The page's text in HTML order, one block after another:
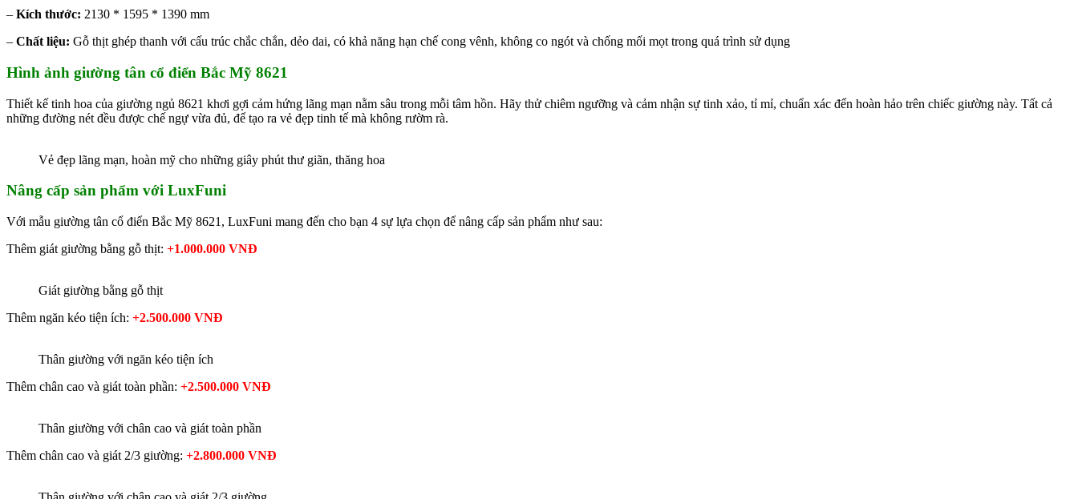
– Kích thước: 2130 * 1595 * 1390 mm
– Chất liệu: Gỗ thịt ghép thanh với cấu trúc chắc chắn, dẻo dai, có khả năng hạn chế cong vênh, không co ngót và chống mối mọt trong quá trình sử dụng
Hình ảnh giường tân cổ điển Bắc Mỹ 8621
Thiết kế tinh hoa của giường ngủ 8621 khơi gợi cảm hứng lãng mạn nằm sâu trong mỗi tâm hồn. Hãy thử chiêm ngưỡng và cảm nhận sự tinh xảo, tỉ mỉ, chuẩn xác đến hoàn hảo trên chiếc giường này. Tất cả
những đường nét đều được chế ngự vừa đủ, để tạo ra vẻ đẹp tinh tế mà không rườm rà.
Vẻ đẹp lãng mạn, hoàn mỹ cho những giây phút thư giãn, thăng hoa
Nâng cấp sản phẩm với LuxFuni
Với mẫu giường tân cổ điển Bắc Mỹ 8621, LuxFuni mang đến cho bạn 4 sự lựa chọn để nâng cấp sản phẩm như sau:
Thêm giát giường bằng gỗ thịt: +1.000.000 VNĐ
Giát giường bằng gỗ thịt
Thêm ngăn kéo tiện ích: +2.500.000 VNĐ
Thân giường với ngăn kéo tiện ích
Thêm chân cao và giát toàn phần: +2.500.000 VNĐ
Thân giường với chân cao và giát toàn phần
Thêm chân cao và giát 2/3 giường: +2.800.000 VNĐ